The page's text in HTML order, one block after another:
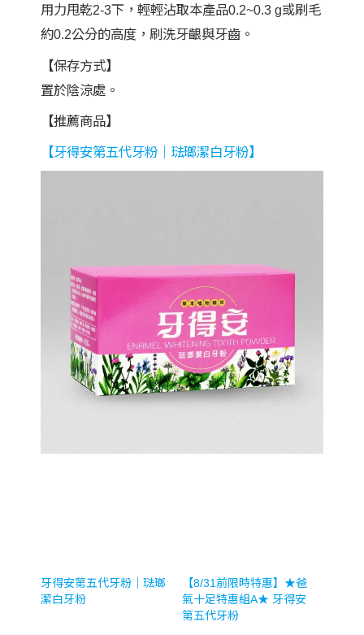
用力甩乾2-3下，輕輕沾取本產品0.2~0.3 g或刷毛
約0.2公分的高度，刷洗牙齦與牙齒。
【保存方式】
置於陰涼處。
【推薦商品】
【牙得安第五代牙粉｜琺瑯潔白牙粉】
牙得安第五代牙粉｜琺瑯
潔白牙粉
【8/31前限時特惠】★爸
氣十足特惠組A★ 牙得安
第五代牙粉